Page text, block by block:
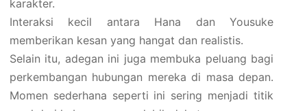
karakter.
Interaksi kecil antara Hana dan Yousuke
memberikan kesan yang hangat dan realistis.
Selain itu, adegan ini juga membuka peluang bagi
perkembangan hubungan mereka di masa depan.
Momen sederhana seperti ini sering menjadi titik